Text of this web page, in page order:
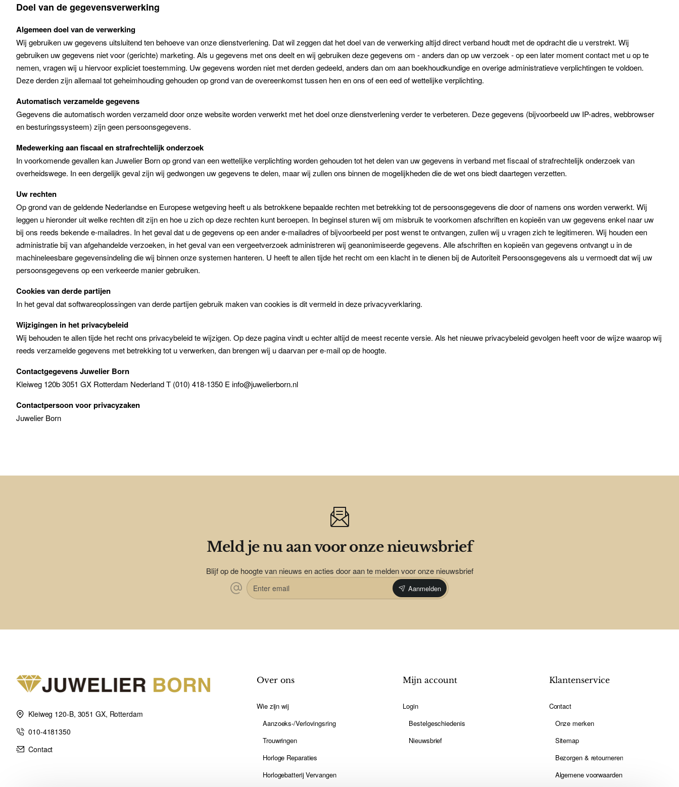
Doel van de gegevensverwerking
Algemeen doel van de verwerking
Wij gebruiken uw gegevens uitsluitend ten behoeve van onze dienstverlening. Dat wil zeggen dat het doel van de verwerking altijd direct verband houdt met de opdracht die u verstrekt. Wij
gebruiken uw gegevens niet voor (gerichte) marketing. Als u gegevens met ons deelt en wij gebruiken deze gegevens om - anders dan op uw verzoek - op een later moment contact met u op te
nemen, vragen wij u hiervoor expliciet toestemming. Uw gegevens worden niet met derden gedeeld, anders dan om aan boekhoudkundige en overige administratieve verplichtingen te voldoen.
Deze derden zijn allemaal tot geheimhouding gehouden op grond van de overeenkomst tussen hen en ons of een eed of wettelijke verplichting.
Automatisch verzamelde gegevens
Gegevens die automatisch worden verzameld door onze website worden verwerkt met het doel onze dienstverlening verder te verbeteren. Deze gegevens (bijvoorbeeld uw IP-adres, webbrowser
en besturingssysteem) zijn geen persoonsgegevens.
Medewerking aan fiscaal en strafrechtelijk onderzoek
In voorkomende gevallen kan Juwelier Born op grond van een wettelijke verplichting worden gehouden tot het delen van uw gegevens in verband met fiscaal of strafrechtelijk onderzoek van
overheidswege. In een dergelijk geval zijn wij gedwongen uw gegevens te delen, maar wij zullen ons binnen de mogelijkheden die de wet ons biedt daartegen verzetten.
Uw rechten
Op grond van de geldende Nederlandse en Europese wetgeving heeft u als betrokkene bepaalde rechten met betrekking tot de persoonsgegevens die door of namens ons worden verwerkt. Wij
leggen u hieronder uit welke rechten dit zijn en hoe u zich op deze rechten kunt beroepen. In beginsel sturen wij om misbruik te voorkomen afschriften en kopieën van uw gegevens enkel naar uw
bij ons reeds bekende e-mailadres. In het geval dat u de gegevens op een ander e-mailadres of bijvoorbeeld per post wenst te ontvangen, zullen wij u vragen zich te legitimeren. Wij houden een
administratie bij van afgehandelde verzoeken, in het geval van een vergeetverzoek administreren wij geanonimiseerde gegevens. Alle afschriften en kopieën van gegevens ontvangt u in de
machineleesbare gegevensindeling die wij binnen onze systemen hanteren. U heeft te allen tijde het recht om een klacht in te dienen bij de Autoriteit Persoonsgegevens als u vermoedt dat wij uw
persoonsgegevens op een verkeerde manier gebruiken.
Cookies van derde partijen
In het geval dat softwareoplossingen van derde partijen gebruik maken van cookies is dit vermeld in deze privacyverklaring.
Wijzigingen in het privacybeleid
Wij behouden te allen tijde het recht ons privacybeleid te wijzigen. Op deze pagina vindt u echter altijd de meest recente versie. Als het nieuwe privacybeleid gevolgen heeft voor de wijze waarop wij
reeds verzamelde gegevens met betrekking tot u verwerken, dan brengen wij u daarvan per e-mail op de hoogte.
Contactgegevens Juwelier Born
Kleiweg 120b 3051 GX Rotterdam Nederland T (010) 418-1350 E info@juwelierborn.nl
Contactpersoon voor privacyzaken
Juwelier Born
Meld je nu aan voor onze nieuwsbrief
Blijf op de hoogte van nieuws en acties door aan te melden voor onze nieuwsbrief
Enter
email
Aanmelden
Kleiweg 120-B, 3051 GX, Rotterdam
010-4181350
Contact
Over ons
Wie zijn wij
Aanzoeks-/Verlovingsring
Trouwringen
Horloge Reparaties
Horlogebatterij Vervangen
Mijn account
Login
Bestelgeschiedenis
Nieuwsbrief
Klantenservice
Contact
Onze merken
Sitemap
Bezorgen & retourneren
Algemene voorwaarden